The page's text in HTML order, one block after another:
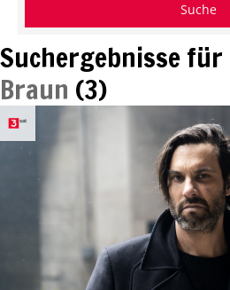
Suchergebnisse für
Braun (3)
Suche